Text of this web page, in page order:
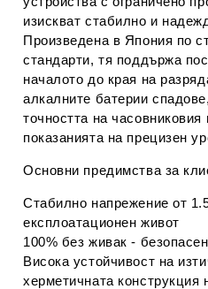
изискват стабилно и
Произведена в Япония по
стандарти, тя поддържа
началото до края на
алкалните батерии
точността на
показанията на прецизен
Основни предимства за
Стабилно напрежение от
експлоатационен живот
100% без живак -
Висока устойчивост на
херметичната конструкция